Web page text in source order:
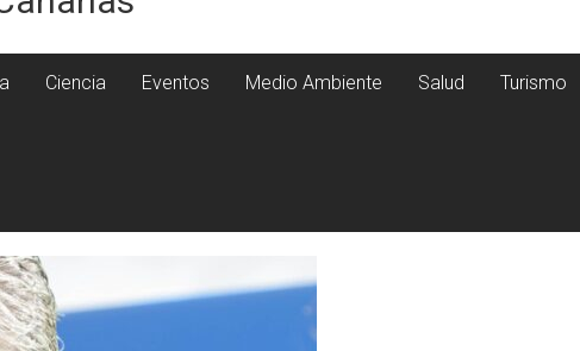
Ciencia Eventos Medio Ambiente Salud Turismo